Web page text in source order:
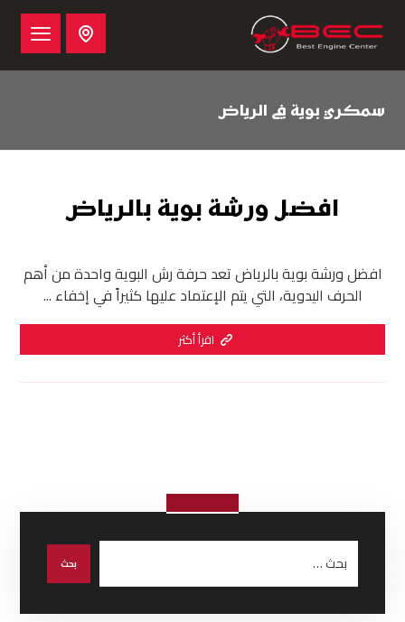
سمكري بوية في الرياض
افضل ورشة بوية بالرياض
افضل ورشة بوية بالرياض تعد حرفة رش البوية واحدة من أهم
الحرف اليدوية، التي يتم الإعتماد عليها كثيراً في إخفاء ...
اقرأ أكثر